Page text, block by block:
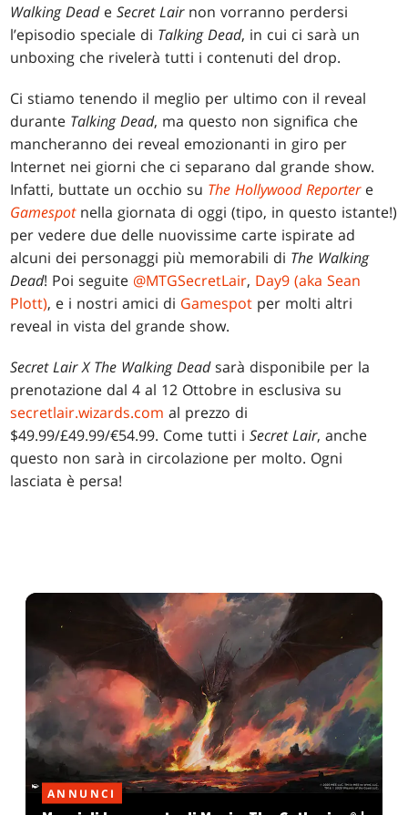
Walking DeadeSecret Lairnon vorranno perdersi
l’episodio speciale di Talking Dead, in cui ci sarà un
unboxing che rivelerà tutti i contenuti del drop.
Ci stiamo tenendo il meglio per ultimo con il reveal
durante Talking Dead, ma questo non significa che
mancheranno dei reveal emozionanti in giro per
Internet nei giorni che ci separano dal grande show.
Infatti, buttate un occhio su The Hollywood Reportere
Gamespotnella giornata di oggi (tipo, in questo istante!)
per vedere due delle nuovissime carte ispirate ad
alcuni dei personaggi più memorabili di The Walking
Dead! Poi seguite @MTGSecretLair, Day9 (aka Sean
Plott), e i nostri amici di Gamespot per molti altri
reveal in vista del grande show.
Secret Lair X The Walking Deadsarà disponibile per la
prenotazione dal 4 al 12 Ottobre in esclusiva su
secretlair.wizards.com al prezzo di
$49.99/£49.99/€54.99. Come tutti iSecret Lair, anche
questo non sarà in circolazione per molto. Ogni
lasciata è persa!
ANNUNCI